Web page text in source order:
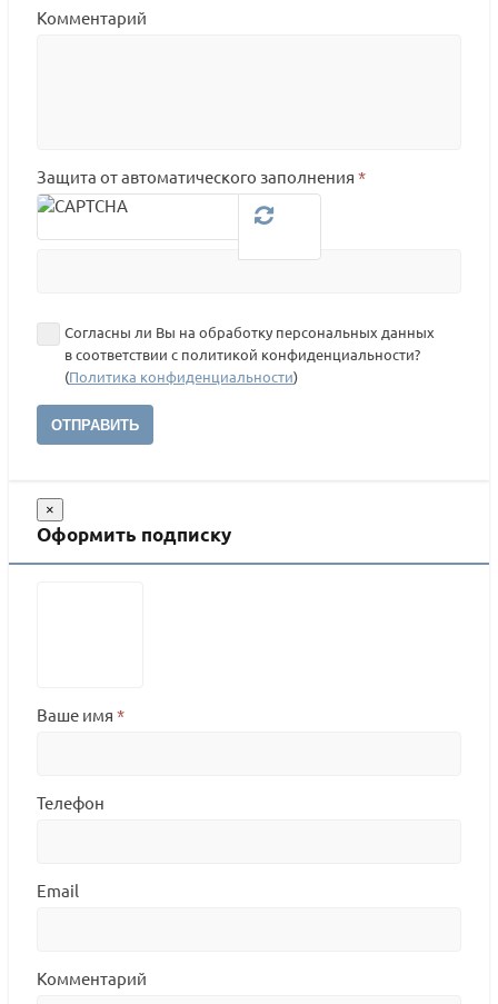
Комментарий
Защита от автоматического заполнения *
Согласны ли Вы на обработку персональных данных
в соответствии с политикой конфиденциальности?
(Политика конфиденциальности)
ОТПРАВИТЬ
×
Оформить подписку
Ваше имя *
Телефон
Email
Комментарий